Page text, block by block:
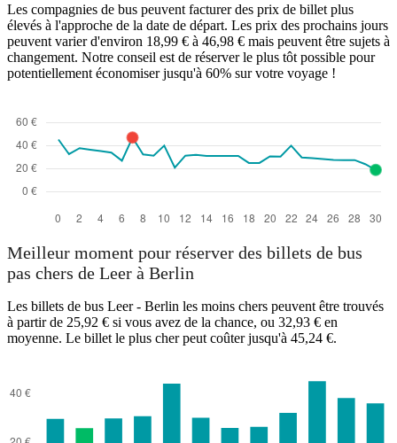
Les compagnies de bus peuvent facturer des prix de billet plus
élevés à l'approche de la date de départ. Les prix des prochains jours
peuvent varier d'environ 18,99 € à 46,98 € mais peuvent être sujets à
changement. Notre conseil est de réserver le plus tôt possible pour
potentiellement économiser jusqu'à 60% sur votre voyage !
Meilleur moment pour réserver des billets de bus
pas chers de Leer à Berlin
Les billets de bus Leer - Berlin les moins chers peuvent être trouvés
à partir de 25,92 € si vous avez de la chance, ou 32,93 € en
moyenne. Le billet le plus cher peut coûter jusqu'à 45,24 €.